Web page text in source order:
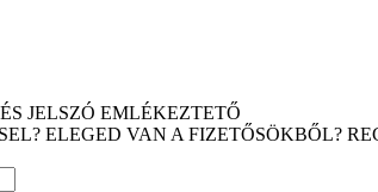
JELSZÓ EMLÉKEZTETŐ
ELEGED VAN A FIZETŐSÖKBŐL?